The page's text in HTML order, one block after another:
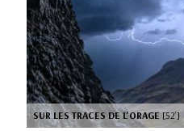
SUR LES TRACES DE L'ORAGE[52’]